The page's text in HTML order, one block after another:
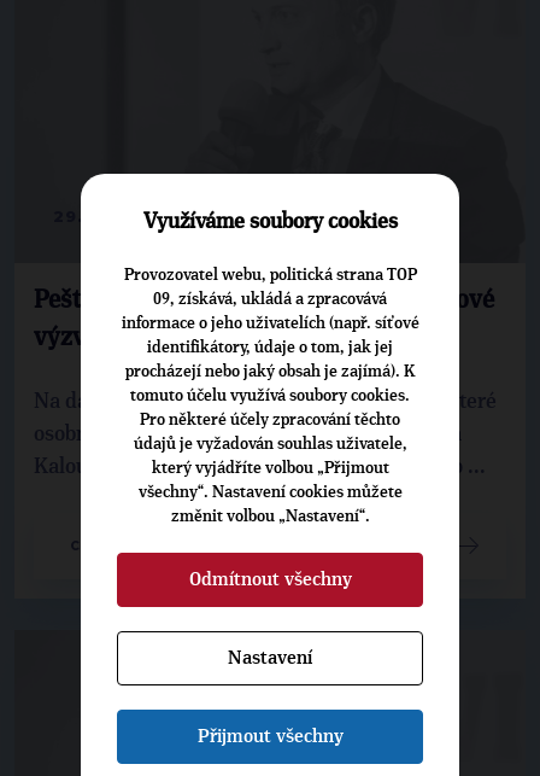
29. 11. 2017
Peštuka: S novým lídrem přicházejí i nové
výzvy pro TOP 09
Na další cestu, jejíž nový začátek označily některé
osobnosti sněmu jako redesign – dle Miroslava
Kalouska či Markéty Pekarové Adamové, nebo ...
CELÝ ČLÁNEK
Využíváme soubory cookies
Provozovatel webu, politická strana TOP
09, získává, ukládá a zpracovává
informace o jeho uživatelích (např. síťové
identifikátory, údaje o tom, jak jej
procházejí nebo jaký obsah je zajímá). K
tomuto účelu využívá soubory cookies.
Pro některé účely zpracování těchto
údajů je vyžadován souhlas uživatele,
který vyjádříte volbou „Přijmout
všechny“. Nastavení cookies můžete
změnit volbou „Nastavení“.
Odmítnout všechny
Nastavení
Přijmout všechny